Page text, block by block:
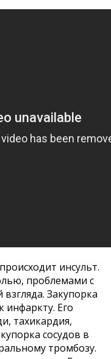
инсульт.
проблемами с
Закупорка
Его
тахикардия,
сосудов в
тромбозу.